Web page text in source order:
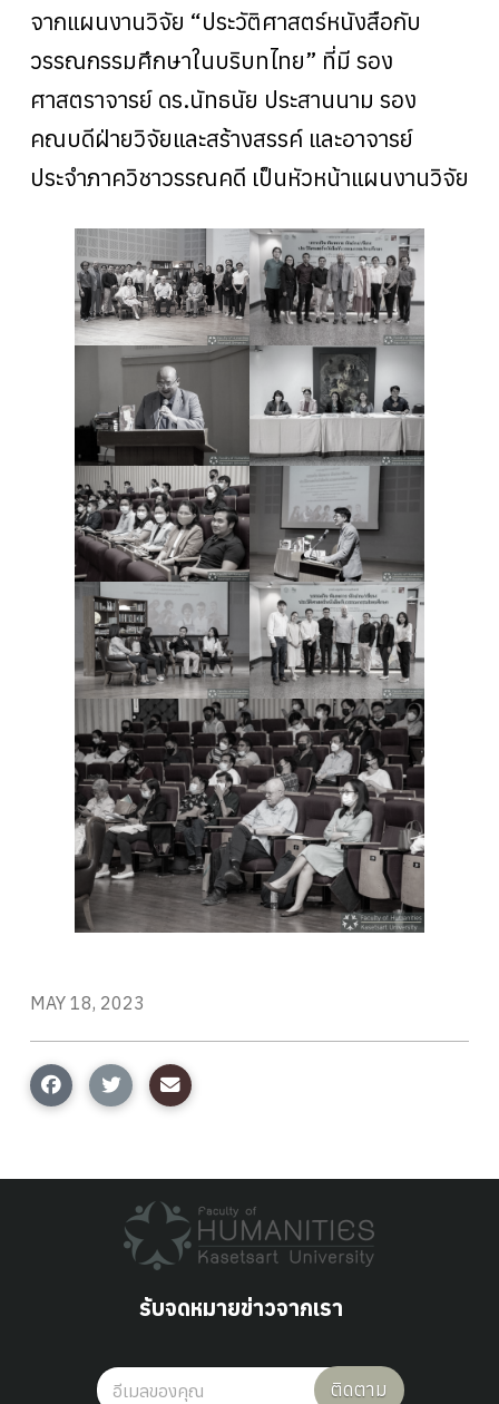
จากแผนงานวิจัย “ประวัติศาสตร์หนังสือกับ
วรรณกรรมศึกษาในบริบทไทย” ที่มี รอง
ศาสตราจารย์ ดร.นัทธนัย ประสานนาม รอง
คณบดีฝ่ายวิจัยและสร้างสรรค์ และอาจารย์
ประจำภาควิชาวรรณคดี เป็นหัวหน้าแผนงานวิจัย
MAY 18, 2023
รับจดหมายข่าวจากเรา
ติดตาม